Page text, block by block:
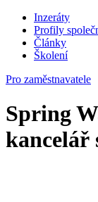
Inzeráty
Profily
Články
Školení
Pro zaměstnavatele
Spring
kancelář